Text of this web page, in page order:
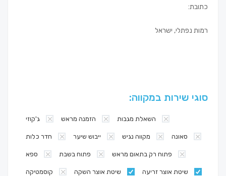
כתובת:
רמות נפתלי, ישראל
סוגי שירות במקווה:
ג'קוזי הזמנה מראש השאלת מגבות
חדר כלות ייבוש שיער מקווה נגיש סאונה
ספא פתוח בשבת פתוח רק בתאום מראש
קוסמטיקה שיטת אוצר השקה שיטת אוצר זריעה